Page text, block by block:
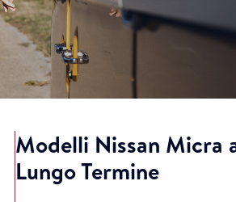
Modelli Nissan Micra
Lungo Termine